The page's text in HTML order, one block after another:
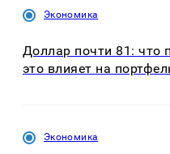
Экономика
Доллар почти 81: что
это влияет на
Экономика